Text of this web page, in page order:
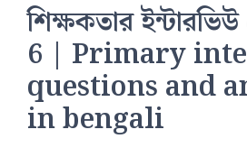
শিক্ষকতার ইন্টারভিউ
6 | Primary
questions and
in bengali